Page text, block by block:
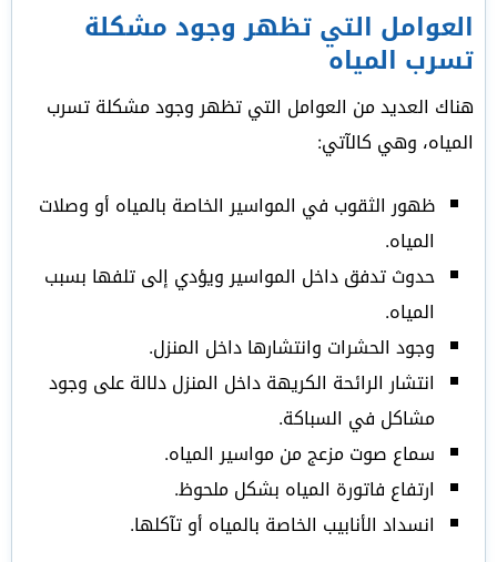
العوامل التي تظهر وجود مشكلة
تسرب المياه
هناك العديد من العوامل التي تظهر وجود مشكلة تسرب
المياه، وهي كالآتي:
ظهور الثقوب في المواسير الخاصة بالمياه أو وصلات
المياه.
حدوث تدفق داخل المواسير ويؤدي إلى تلفها بسبب
المياه.
وجود الحشرات وانتشارها داخل المنزل.
انتشار الرائحة الكريهة داخل المنزل دلالة على وجود
مشاكل في السباكة.
سماع صوت مزعج من مواسير المياه.
ارتفاع فاتورة المياه بشكل ملحوظ.
انسداد الأنابيب الخاصة بالمياه أو تآكلها.